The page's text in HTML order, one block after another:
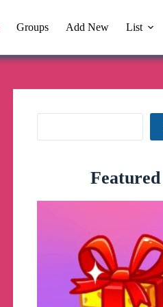
Groups Add New List
Featured